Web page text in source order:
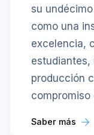
su
como una
excelencia,
estudiantes,
producción
compromiso
Saber más